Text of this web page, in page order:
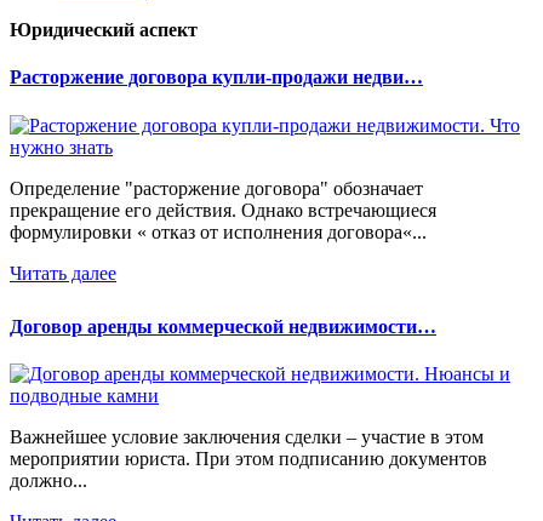
Юридический аспект
Расторжение договора купли-продажи недви…
Определение "расторжение договора" обозначает
прекращение его действия. Однако встречающиеся
формулировки « отказ от исполнения договора«...
Читать далее
Договор аренды коммерческой недвижимости…
Важнейшее условие заключения сделки – участие в этом
мероприятии юриста. При этом подписанию документов
должно...